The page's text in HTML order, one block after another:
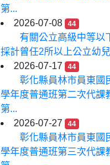
第...
2026-07-08
44
有關公立高級中等以
採計曾任2所以上公立幼
2026-07-17
44
彰化縣員林市員東國
學年度普通班第二次代課
第...
2026-07-27
44
彰化縣員林市員東國
學年度普通班第三次代課